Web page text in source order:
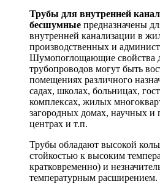
Трубы для внутренней
бесшумные предназначены
внутренней канализации в
производственных и
Шумопоглощающие свойства
трубопроводов могут быть
помещениях различного
садах, школах, больницах,
комплексах, жилых
загородных домах, научных и
центрах и т.п.
Трубы обладают высокой
стойкостью к высоким
кратковременно) и
температурным расширением.